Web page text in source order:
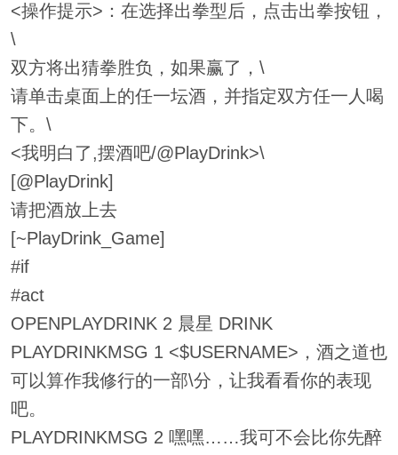
<操作提示>：在选择出拳型后，点击出拳按钮，
\
双方将出猜拳胜负，如果赢了，\
请单击桌面上的任一坛酒，并指定双方任一人喝
下。\
<我明白了,摆酒吧/@PlayDrink>\
[@PlayDrink]
请把酒放上去
[~PlayDrink_Game]
#if
#act
OPENPLAYDRINK 2 晨星 DRINK
PLAYDRINKMSG 1 <$USERNAME>，酒之道也
可以算作我修行的一部\分，让我看看你的表现
吧。
PLAYDRINKMSG 2 嘿嘿……我可不会比你先醉